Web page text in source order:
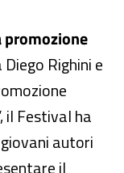
promozione
Righini e
il Festival ha
autori
il